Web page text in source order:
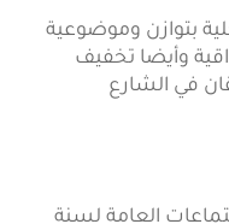
بتوازن وموضوعية
وأيضا تخفيف
في الشارع
العامة لسنة